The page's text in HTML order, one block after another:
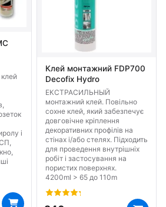
і
Клей монтажний FDP700
Decofix Hydro
ЕКСТРАСИЛЬНЫЙ
монтажний клей. Повільно
сохне клей, який забезпечує
довговічне кріплення
декоративних профілів на
стінах і/або стелях. Підходить
для проведення внутрішніх
робіт і застосування на
пористих поверхнях.
4200ml > 65 до 110m